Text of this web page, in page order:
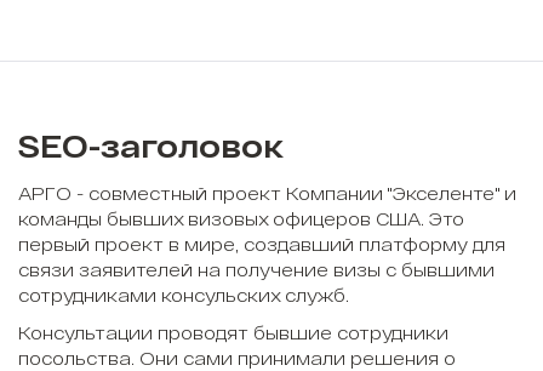
SEO-заголовок
АРГО - совместный проект Компании "Экселенте" и
команды бывших визовых офицеров США. Это
первый проект в мире, создавший платформу для
связи заявителей на получение визы с бывшими
сотрудниками консульских служб.
Консультации проводят бывшие сотрудники
посольства. Они сами принимали решения о